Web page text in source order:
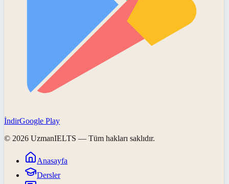
İndirGoogle Play
© 2026 UzmanIELTS — Tüm hakları saklıdır.
Anasayfa
Dersler